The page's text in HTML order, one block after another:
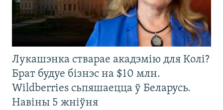
Лукашэнка стварае акадэмію для Колі?
Брат будуе бізнэс на $10 млн.
Wildberries сьпяшаецца ў Беларусь.
Навіны 5 жніўня